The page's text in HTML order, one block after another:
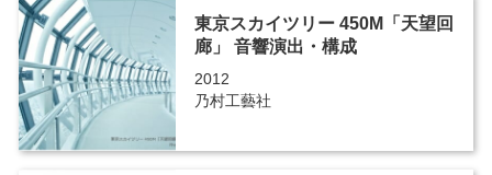
東京スカイツリー 450M「天望回
廊」 音響演出・構成
2012
乃村工藝社